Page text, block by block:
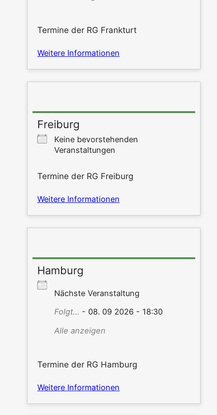
Ter­mi­ne der RG Frankturt
Wei­te­re Informationen
Freiburg
Kei­ne bevor­ste­hen­den
Veranstaltungen
Ter­mi­ne der RG Freiburg
Wei­te­re Informationen
Hamburg
Nächs­te Veranstaltung
Folgt… - 08. 09 2026 - 18:30
Alle anzei­gen
Ter­mi­ne der RG Hamburg
Wei­te­re Informationen